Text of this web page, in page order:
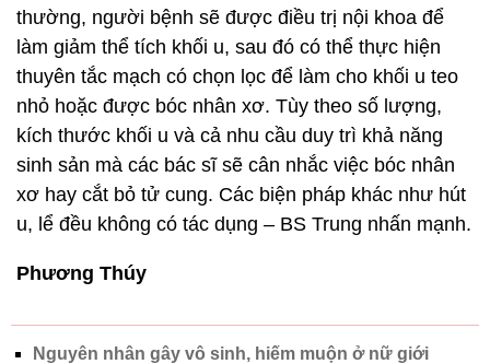
thường, người bệnh sẽ được điều trị nội khoa để
làm giảm thể tích khối u, sau đó có thể thực hiện
thuyên tắc mạch có chọn lọc để làm cho khối u teo
nhỏ hoặc được bóc nhân xơ. Tùy theo số lượng,
kích thước khối u và cả nhu cầu duy trì khả năng
sinh sản mà các bác sĩ sẽ cân nhắc việc bóc nhân
xơ hay cắt bỏ tử cung. Các biện pháp khác như hút
u, lể đều không có tác dụng – BS Trung nhấn mạnh.
Phương Thúy
Nguyên nhân gây vô sinh, hiếm muộn ở nữ giới